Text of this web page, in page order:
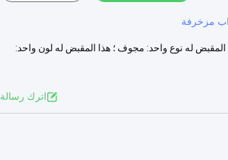
مزخرفة
له نوع واحد: مجوف ؛ هذا المقبض له لون واحد:
اترك رسالة